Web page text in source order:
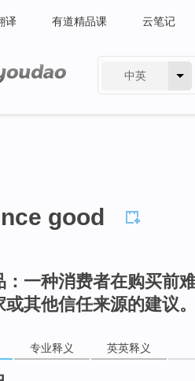
译 有道精品课 云笔记
中英
good
：一种消费者在购买前
或其他信任来源的建议
专业释义 英英释义